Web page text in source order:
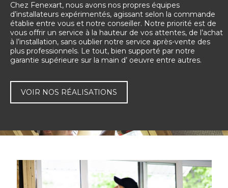
CHERCHEZ-VOUS UN EMPLOI?
PVC
HYBRIDE
DOUBLE NATURE
FENÊTRES À GUILLOTINE
PVC
HYBRIDE
BOIS
FENÊTRES COULISSANTES
PVC
DOUBLE NATURE
PORTES D’ACIER
PORTES PATIO
PVC
BOIS
INSTALLATION
INSTALLATION
RÉALISATIONS
TÉMOIGNAGES
PROMOTIONS
NOUS JOINDRE
RIVE-NORD DE MTL ET LANAUDIÈRE
RIVE NORD ET SUD DE QUÉBEC
ESTRIE
Chez Fenexart, nous avons nos propres équipes
d’installateurs expérimentés, agissant selon la commande
établie entre vous et notre conseiller. Notre priorité est de
vous offrir un service à la hauteur de vos attentes, de l’achat
à l’installation, sans oublier notre service après-vente des
plus professionnels. Le tout, bien supporté par notre
garantie supérieure sur la main d’ oeuvre entre autres.
VOIR NOS RÉALISATIONS